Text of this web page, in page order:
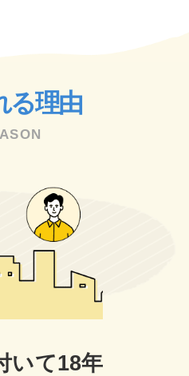
る理由
いて18年